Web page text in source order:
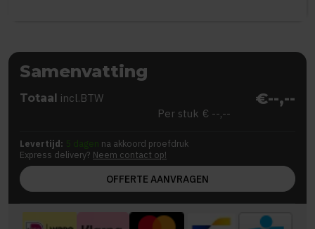
Samenvatting
Totaal incl.BTW €--,--
Per stuk € --,--
Levertijd: 5 dagen na akkoord proefdruk
Express delivery? Neem contact op!
OFFERTE AANVRAGEN